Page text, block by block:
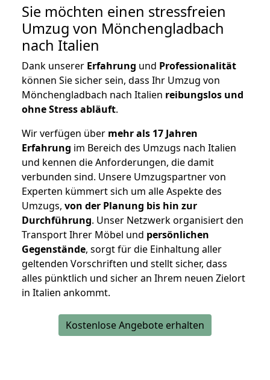
Sie möchten einen stressfreien
Umzug von Mönchengladbach
nach Italien
Dank unserer Erfahrung und Professionalität
können Sie sicher sein, dass Ihr Umzug von
Mönchengladbach nach Italien reibungslos und
ohne Stress abläuft.
Wir verfügen über mehr als 17 Jahren
Erfahrung im Bereich des Umzugs nach Italien
und kennen die Anforderungen, die damit
verbunden sind. Unsere Umzugspartner von
Experten kümmert sich um alle Aspekte des
Umzugs, von der Planung bis hin zur
Durchführung. Unser Netzwerk organisiert den
Transport Ihrer Möbel und persönlichen
Gegenstände, sorgt für die Einhaltung aller
geltenden Vorschriften und stellt sicher, dass
alles pünktlich und sicher an Ihrem neuen Zielort
in Italien ankommt.
Kostenlose Angebote erhalten